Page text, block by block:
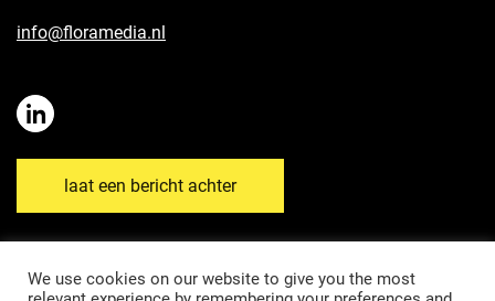
info@floramedia.nl
laat een bericht achter
We use cookies on our website to give you the most